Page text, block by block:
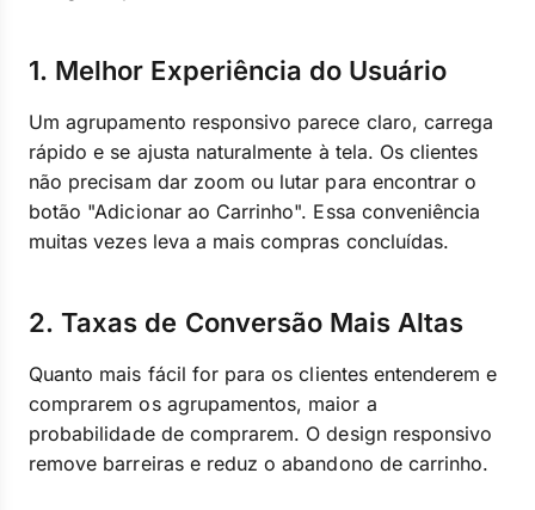
1. Melhor Experiência do Usuário
Um agrupamento responsivo parece claro, carrega
rápido e se ajusta naturalmente à tela. Os clientes
não precisam dar zoom ou lutar para encontrar o
botão "Adicionar ao Carrinho". Essa conveniência
muitas vezes leva a mais compras concluídas.
2. Taxas de Conversão Mais Altas
Quanto mais fácil for para os clientes entenderem e
comprarem os agrupamentos, maior a
probabilidade de comprarem. O design responsivo
remove barreiras e reduz o abandono de carrinho.